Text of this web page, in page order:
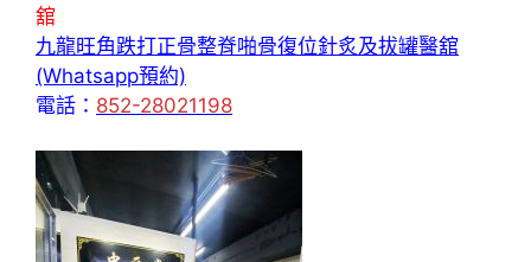
舘
九龍旺角跌打正骨整脊啪骨復位針炙及拔罐醫舘
(Whatsapp預約)
電話： 852-28021198